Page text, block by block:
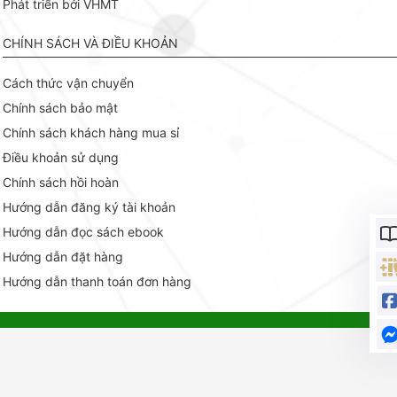
Phát triển bởi VHMT
CHÍNH SÁCH VÀ ĐIỀU KHOẢN
Cách thức vận chuyển
Chính sách bảo mật
Chính sách khách hàng mua sỉ
Điều khoản sử dụng
Chính sách hồi hoàn
Hướng dẫn đăng ký tài khoản
Hướng dẫn đọc sách ebook
Hướng dẫn đặt hàng
Hướng dẫn thanh toán đơn hàng